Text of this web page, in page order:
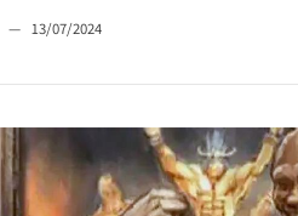
— 13/07/2024